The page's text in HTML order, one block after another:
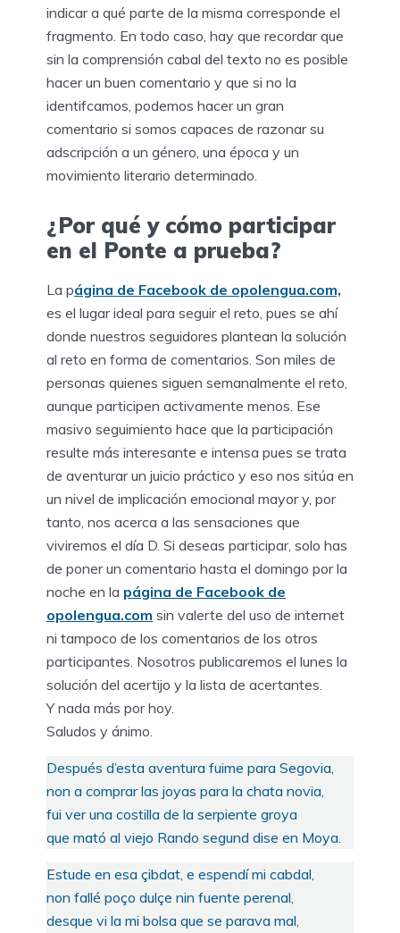
indicar a qué parte de la misma corresponde el
fragmento. En todo caso, hay que recordar que
sin la comprensión cabal del texto no es posible
hacer un buen comentario y que si no la
identifcamos, podemos hacer un gran
comentario si somos capaces de razonar su
adscripción a un género, una época y un
movimiento literario determinado.
¿Por qué y cómo participar
en el Ponte a prueba?
La página de Facebook de opolengua.com,
es el lugar ideal para seguir el reto, pues se ahí
donde nuestros seguidores plantean la solución
al reto en forma de comentarios. Son miles de
personas quienes siguen semanalmente el reto,
aunque participen activamente menos. Ese
masivo seguimiento hace que la participación
resulte más interesante e intensa pues se trata
de aventurar un juicio práctico y eso nos sitúa en
un nivel de implicación emocional mayor y, por
tanto, nos acerca a las sensaciones que
viviremos el día D. Si deseas participar, solo has
de poner un comentario hasta el domingo por la
noche en la página de Facebook de
opolengua.com sin valerte del uso de internet
ni tampoco de los comentarios de los otros
participantes. Nosotros publicaremos el lunes la
solución del acertijo y la lista de acertantes.
Y nada más por hoy.
Saludos y ánimo.
Después d’esta aventura fuime para Segovia,
non a comprar las joyas para la chata novia,
fui ver una costilla de la serpiente groya
que mató al viejo Rando segund dise en Moya.
Estude en esa çibdat, e espendí mi cabdal,
non fallé poço dulçe nin fuente perenal,
desque vi la mi bolsa que se parava mal,